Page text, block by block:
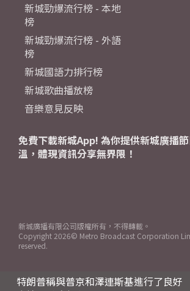
特朗普稱與普京和澤連斯基進行了良好
新城勁爆流行榜 - 本地
榜
新城勁爆流行榜 - 外語
榜
新城國語力排行榜
新城歌曲播放榜
音樂意見反映
免費下載新城App! 為你提供新城廣播
溫，體現資訊分享無界限！
新城廣播有限公司版權所有，不得轉載。
Copyright 2026© Metro Broadcast Corporation
reserved.